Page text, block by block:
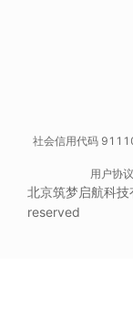
社会信用代码
用户协议
北京筑梦启航科技
reserved